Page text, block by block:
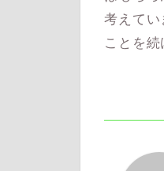
考えてい
ことを